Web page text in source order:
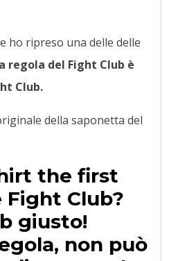
ho ripreso una delle delle
regola del Fight Club è
Club.
della saponetta del
the first
Fight Club?
giusto!
non può